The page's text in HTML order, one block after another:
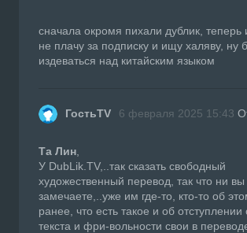
сначала окромя пихали дублик, теперь
не плачу за подписку и ищу халяву, ну
издеваться над китайским языком
ГостьTV 6 февраля 2025 15:43
Та Лин
У DubLik.TV,..так сказать свободный
художественный перевод, так что ни вы
замечаете,..уже им где-то, кто-то об
ранее, что есть такое и об отступлении
текста и фри-вольности свои в